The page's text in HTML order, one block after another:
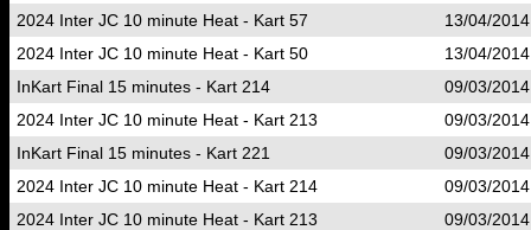
2024 Inter JC 10 minute Heat - Kart 57
13/04/
2024 Inter JC 10 minute Heat - Kart 50
13/04/
InKart Final 15 minutes - Kart 214
09/03/
2024 Inter JC 10 minute Heat - Kart 213
09/03/
InKart Final 15 minutes - Kart 221
09/03/
2024 Inter JC 10 minute Heat - Kart 214
09/03/
2024 Inter JC 10 minute Heat - Kart 213
09/03/